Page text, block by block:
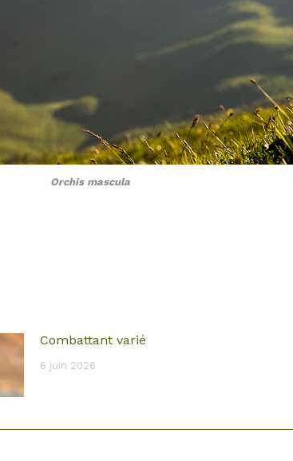
Orchis mascula
Combattant varié
6 juin 2026